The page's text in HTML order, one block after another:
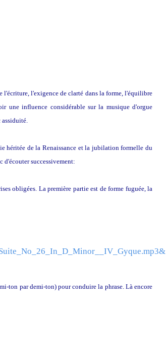
l'écriture, l'exigence de clarté dans la forme, l'équilibre
une influence considérable sur la musique d'orgue
héritée de la Renaissance et la jubilation formelle du
d'écouter successivement:
obligées. La première partie est de forme fuguée, la
ton par demi-ton) pour conduire la phrase. Là encore